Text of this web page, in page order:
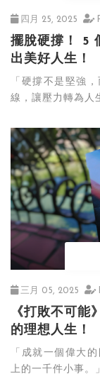
四月 25, 2025
擺脫硬撐！ 5
出美好人生！
「硬撐不是堅強
線，讓壓力轉為人
三月 05, 2025
《打敗不可能
的理想人生！
「成就一個偉大
上的一千件小事。